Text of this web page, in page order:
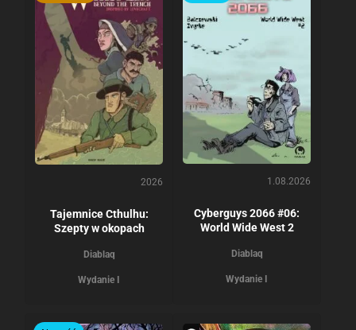
2026
Tajemnice Cthulhu:
Szepty w okopach
Diablaq
Wydanie I
1.08.2026
Cyberguys 2066 #06:
World Wide West 2
Diablaq
Wydanie I